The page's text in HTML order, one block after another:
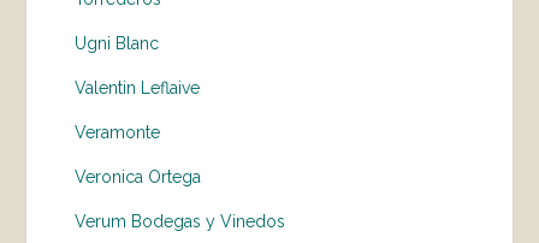
Ugni Blanc
Valentin Leflaive
Veramonte
Veronica Ortega
Verum Bodegas y Vinedos